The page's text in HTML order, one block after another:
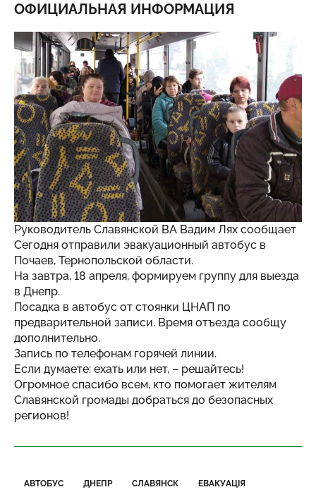
ОФИЦИАЛЬНАЯ ИНФОРМАЦИЯ
Руководитель Славянской ВА Вадим Лях сообщает
Сегодня отправили эвакуационный автобус в
Почаев, Тернопольской области.
На завтра, 18 апреля, формируем группу для выезда
в Днепр.
Посадка в автобус от стоянки ЦНАП по
предварительной записи. Время отъезда сообщу
дополнительно.
Запись по телефонам горячей линии.
Если думаете: ехать или нет, – решайтесь!
Огромное спасибо всем, кто помогает жителям
Славянской громады добраться до безопасных
регионов!
АВТОБУС ДНЕПР СЛАВЯНСК ЕВАКУАЦІЯ